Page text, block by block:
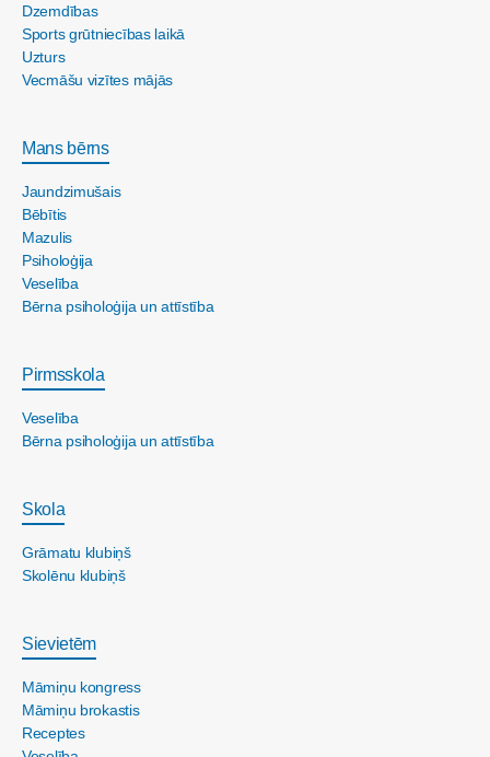
Dzemdības
Sports grūtniecības laikā
Uzturs
Vecmāšu vizītes mājās
Mans bērns
Jaundzimušais
Bēbītis
Mazulis
Psiholoģija
Veselība
Bērna psiholoģija un attīstība
Pirmsskola
Veselība
Bērna psiholoģija un attīstība
Skola
Grāmatu klubiņš
Skolēnu klubiņš
Sievietēm
Māmiņu kongress
Māmiņu brokastis
Receptes